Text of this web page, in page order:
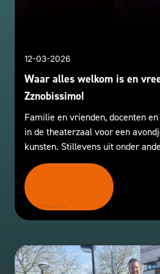
12-03-2026
Waar alles welkom is en
Zznobissimo!
Familie en vrienden, docenten
in de theaterzaal voor een
kunsten. Stillevens uit onder